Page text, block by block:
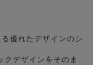
優れたデザインのシ
クデザインをそのま